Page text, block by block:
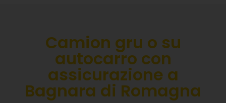
Camion gru o su
autocarro con
assicurazione a
Bagnara di Romagna